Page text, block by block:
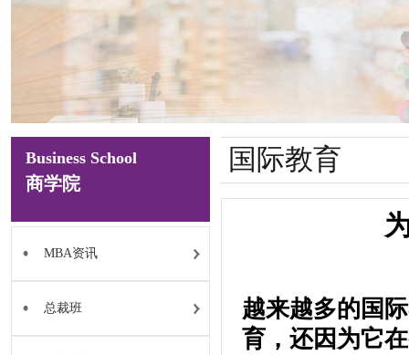
Business School
商学院
MBA资讯
总裁班
国际教育
越来越多的国
育，还因为它